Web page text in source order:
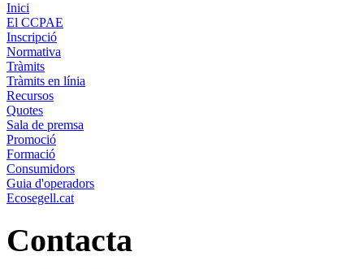
Inici
El CCPAE
Inscripció
Normativa
Tràmits
Tràmits en línia
Recursos
Quotes
Sala de premsa
Promoció
Formació
Consumidors
Guia d'operadors
Ecosegell.cat
Contacta